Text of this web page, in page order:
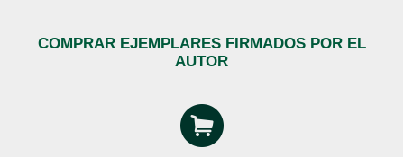
COMPRAR EJEMPLARES FIRMADOS POR EL
AUTOR